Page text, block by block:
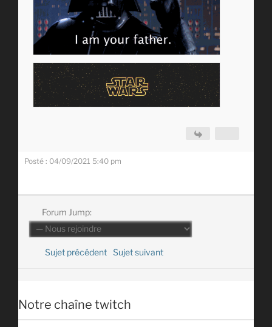
Posté : 04/09/2021 5:40 pm
Forum Jump:
Sujet précédent Sujet suivant
Notre chaîne twitch